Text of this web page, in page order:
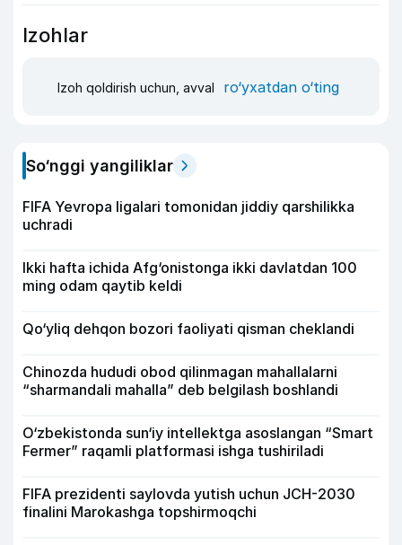
Izohlar
Izoh qoldirish uchun, avval ro‘yxatdan o‘ting
So‘nggi yangiliklar
FIFA Yevropa ligalari tomonidan jiddiy qarshilikka
uchradi
Ikki hafta ichida Afg‘onistonga ikki davlatdan 100
ming odam qaytib keldi
Qo‘yliq dehqon bozori faoliyati qisman cheklandi
Chinozda hududi obod qilinmagan mahallalarni
“sharmandali mahalla” deb belgilash boshlandi
O‘zbekistonda sun‘iy intellektga asoslangan “Smart
Fermer” raqamli platformasi ishga tushiriladi
FIFA prezidenti saylovda yutish uchun JCH-2030
finalini Marokashga topshirmoqchi